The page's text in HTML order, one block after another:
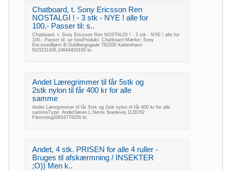
Chatboard, t. Sony Ericsson Ren
NOSTALGI ! - 3 stk - NYE ! alle for
100,- Passer til: s..
Chatboard, t. Sony Ericsson Ren NOSTALGI ! - 3 stk - NYE ! alle for
100,- Passer til: se fotoProdukt: Chatboard Mærke: Sony
EricssonBjørn B.Guldbergsgade 782200 København
N23231436,24644403100 kr.
Andet Læregrimmer til får 5stk og
2stk nylon til får 400 kr for alle
samme
Andet Læregrimmer til får 5stk og 2stk nylon til får 400 kr for alle
sammeType: AndetSøren L.Nørre Snedevej 1128762
Flemming20816779250 kr.
Andet, 4 stk. PRISEN for alle 4 ruller -
Bruges til afskærmning / INSEKTER
;O)) Men k..